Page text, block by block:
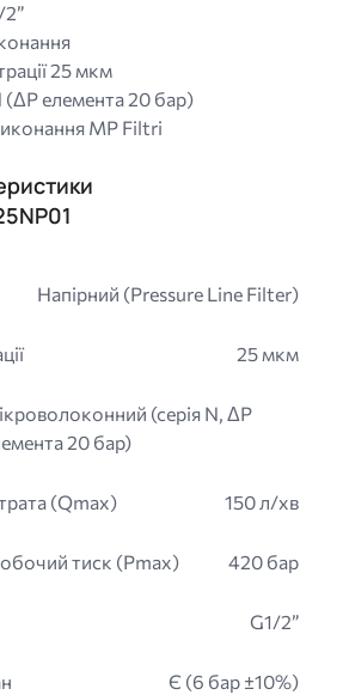
25 мкм
(ΔP елемента 20 бар)
MP Filtri
Напірний (Pressure Line Filter)
25 мкм
(серія N, ΔP
20 бар)
(Qmax) 150 л/хв
тиск (Pmax) 420 бар
G1/2”
Є (6 бар ±10%)